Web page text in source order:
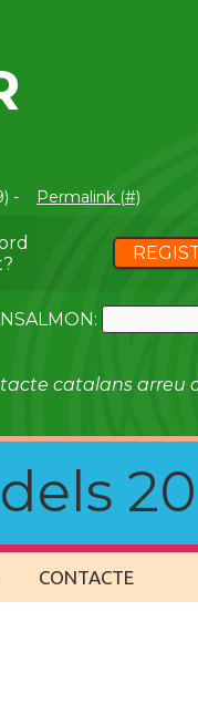
- Permalink (#)
catalans arreu
CONTACTE